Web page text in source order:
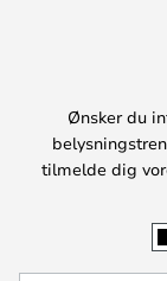
Ønsker du
tilmelde dig